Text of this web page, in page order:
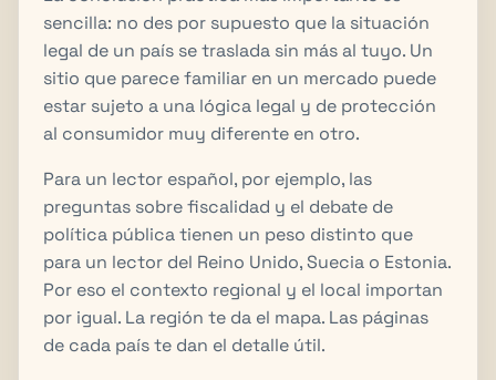
sencilla: no des por supuesto que la situación
legal de un país se traslada sin más al tuyo. Un
sitio que parece familiar en un mercado puede
estar sujeto a una lógica legal y de protección
al consumidor muy diferente en otro.
Para un lector español, por ejemplo, las
preguntas sobre fiscalidad y el debate de
política pública tienen un peso distinto que
para un lector del Reino Unido, Suecia o Estonia.
Por eso el contexto regional y el local importan
por igual. La región te da el mapa. Las páginas
de cada país te dan el detalle útil.